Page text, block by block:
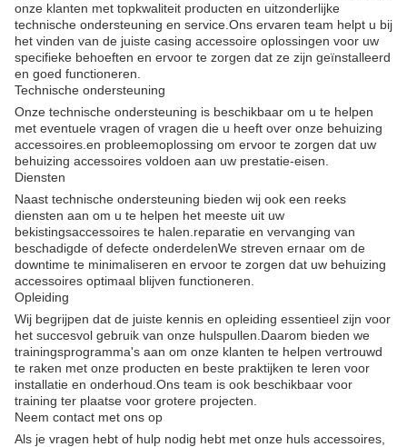
onze klanten met topkwaliteit producten en uitzonderlijke
technische ondersteuning en service.Ons ervaren team helpt u bij
het vinden van de juiste casing accessoire oplossingen voor uw
specifieke behoeften en ervoor te zorgen dat ze zijn geïnstalleerd
en goed functioneren.
Technische ondersteuning
Onze technische ondersteuning is beschikbaar om u te helpen
met eventuele vragen of vragen die u heeft over onze behuizing
accessoires.en probleemoplossing om ervoor te zorgen dat uw
behuizing accessoires voldoen aan uw prestatie-eisen.
Diensten
Naast technische ondersteuning bieden wij ook een reeks
diensten aan om u te helpen het meeste uit uw
bekistingsaccessoires te halen.reparatie en vervanging van
beschadigde of defecte onderdelenWe streven ernaar om de
downtime te minimaliseren en ervoor te zorgen dat uw behuizing
accessoires optimaal blijven functioneren.
Opleiding
Wij begrijpen dat de juiste kennis en opleiding essentieel zijn voor
het succesvol gebruik van onze hulspullen.Daarom bieden we
trainingsprogramma's aan om onze klanten te helpen vertrouwd
te raken met onze producten en beste praktijken te leren voor
installatie en onderhoud.Ons team is ook beschikbaar voor
training ter plaatse voor grotere projecten.
Neem contact met ons op
Als je vragen hebt of hulp nodig hebt met onze huls accessoires,